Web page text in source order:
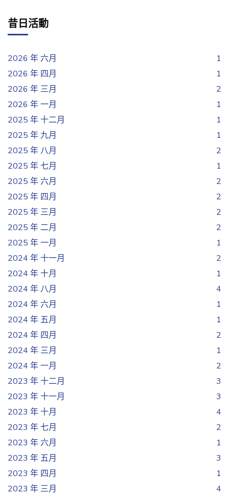
昔日活動
2026 年 六月
1
2026 年 四月
1
2026 年 三月
2
2026 年 一月
1
2025 年 十二月
1
2025 年 九月
1
2025 年 八月
2
2025 年 七月
1
2025 年 六月
2
2025 年 四月
2
2025 年 三月
2
2025 年 二月
2
2025 年 一月
1
2024 年 十一月
2
2024 年 十月
1
2024 年 八月
4
2024 年 六月
1
2024 年 五月
1
2024 年 四月
2
2024 年 三月
1
2024 年 一月
2
2023 年 十二月
3
2023 年 十一月
3
2023 年 十月
4
2023 年 七月
2
2023 年 六月
1
2023 年 五月
3
2023 年 四月
1
2023 年 三月
4